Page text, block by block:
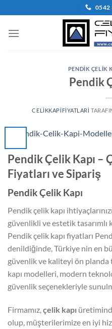
atla
0542
PENDIK ÇELIK
Pendik
CELIKKAPIFIYATLARI
Pendik Çelik Kapı –
Fiyatları ve Sipariş
Pendik Çelik Kapı
Pendik çelik kapı
güvenlikli ve estetik tasarımlı
Pendik çelik kapı fiyatları
denildiğinde, Türkiye nin en
güvenlik ve kaliteyi ön
kapı modelleri, modern
güvenlik seçenekleriyle
Firmamız, çelik kapı
olup, müşterilerimize en iyi